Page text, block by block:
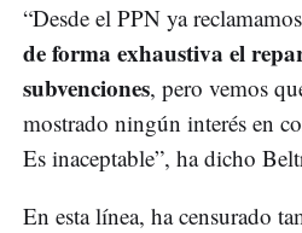
“Desde el PPN ya
de forma exhaustiva el
subvenciones, pero vemos
mostrado ningún interés en
Es inaceptable”, ha dicho
En esta línea, ha censurado